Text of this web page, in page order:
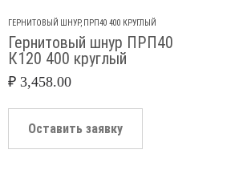
ГЕРНИТОВЫЙ ШНУР, ПРП40 400 КРУГЛЫЙ
Гернитовый шнур ПРП40
К120 400 круглый
₽3,458.00
Оставить заявку